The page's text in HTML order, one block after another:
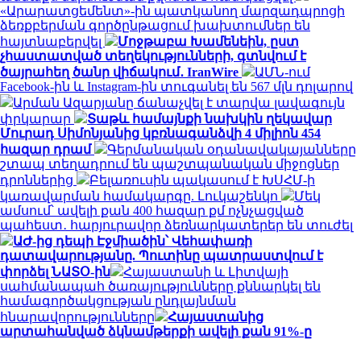
«Արարատցեմենտ»-ին պատկանող մարզադպրոցի
ձեռքբերման գործընթացում խախտումներ են
հայտնաբերվել
Մոջթաբա Խամենեին, ըստ
չհաստատված տեղեկությունների, գտնվում է
ծայրահեղ ծանր վիճակում․ IranWire
ԱՄՆ-ում
Facebook-ին և Instagram-ին տուգանել են 567 մլն դոլարով
Արման Ազարյանը ճանաչվել է տարվա լավագույն
փրկարար
Տաթև համայնքի նախկին ղեկավար
Մուրադ Սիմոնյանից կբռնագանձվի 4 միլիոն 454
հազար դրամ
Գերմանական օդանավակայանները
շտապ տեղադրում են պաշտպանական միջոցներ
դրոններից
Բելառուսին պակասում է ԽՍՀՄ-ի
կառավարման համակարգը. Լուկաշենկո
Մեկ
ամսում՝ ավելի քան 400 հազար քմ ոչնչացված
պահեստ․ հարյուրավոր ձեռնարկատերեր են տուժել
ԱԺ-ից դեպի Էջմիածին՝ Վեհափառի
դատավարությանը. Պուտինը պատրաստվում է
փորձել ՆԱՏՕ-ին
Հայաստանի և Լիտվայի
սահմանապահ ծառայությունները քննարկել են
համագործակցության ընդլայնման
հնարավորությունները
Հայաստանից
արտահանված ձկնամթերքի ավելի քան 91%-ը